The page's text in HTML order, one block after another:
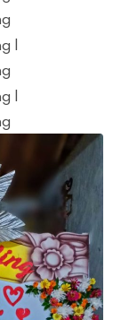
|
|